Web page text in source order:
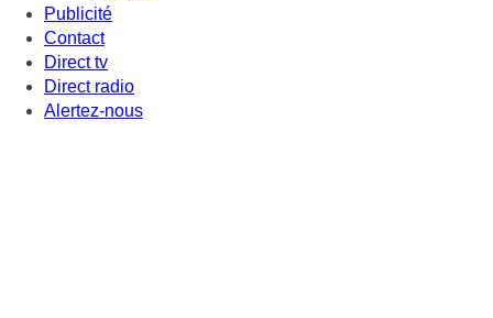
Publicité
Contact
Direct tv
Direct radio
Alertez-nous